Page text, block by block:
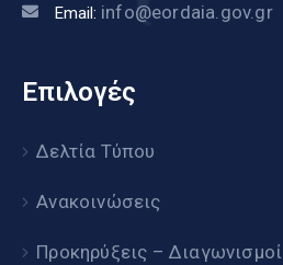
Email: info@eordaia.gov.gr
Επιλογές
Δελτία Τύπου
Ανακοινώσεις
Προκηρύξεις – Διαγωνισμοί